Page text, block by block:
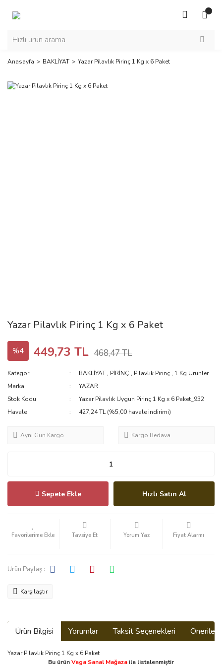
Anasayfa BAKLİYAT Yazar Pilavlık Pirinç 1 Kg x 6 Paket
Yazar Pilavlık Pirinç 1 Kg x 6 Paket
%4 449,73 TL 468,47 TL
Kategori BAKLİYAT , PİRİNÇ , Pilavlık Pirinç , 1 Kg Ürünler
Marka
YAZAR
Stok Kodu
Yazar Pilavlık Uygun Pirinç 1 Kg x 6 Paket_932
Havale
427,24 TL (%5,00 havale indirimi)
Aynı Gün Kargo Kargo Bedava
Sepete Ekle Hızlı Satın Al
Tavsiye Et Yorum Yaz Fiyat Alarmı
Ürün Paylaş :
Karşılaştır
Ürün Bilgisi Yorumlar Taksit Seçenekleri
Yazar Pilavlık Pirinç 1 Kg x 6 Paket
Bu ürünVega Sanal Mağaza ile listelenmiştir